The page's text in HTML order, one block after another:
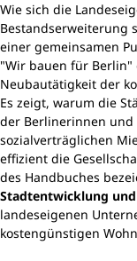
Wie sich die
Bestandserweiterung
einer gemeinsamen
"Wir bauen für
Neubautätigkeit der
Es zeigt, warum die
der Berlinerinnen
sozialverträglichen
effizient die
des Handbuches
Stadtentwicklung
landeseigenen
kostengünstigen